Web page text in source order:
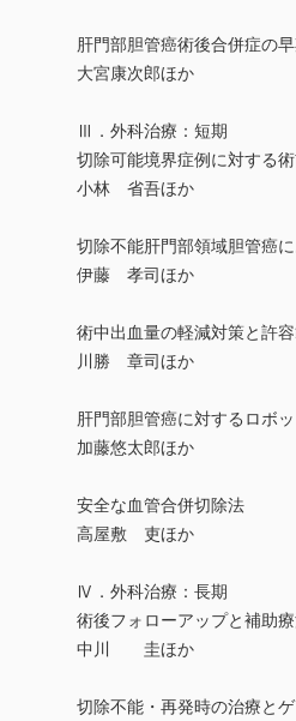
肝門部胆管癌術後合併症の
大宮康次郎ほか
Ⅲ．外科治療：短期
切除可能境界症例に対する
小林 省吾ほか
切除不能肝門部領域胆管癌
伊藤 孝司ほか
術中出血量の軽減対策と許
川勝 章司ほか
肝門部胆管癌に対するロボ
加藤悠太郎ほか
安全な血管合併切除法
高屋敷 吏ほか
Ⅳ．外科治療：長期
術後フォローアップと補助
中川 圭ほか
切除不能・再発時の治療と